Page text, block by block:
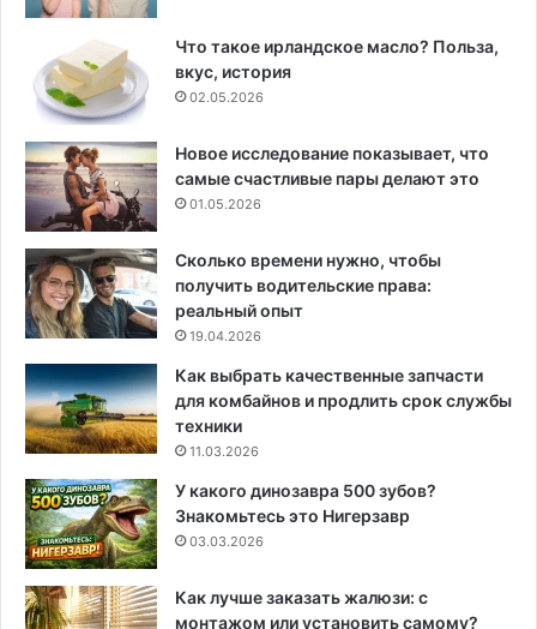
Что такое ирландское масло? Польза,
вкус, история
02.05.2026
Новое исследование показывает, что
самые счастливые пары делают это
01.05.2026
Сколько времени нужно, чтобы
получить водительские права:
реальный опыт
19.04.2026
Как выбрать качественные запчасти
для комбайнов и продлить срок службы
техники
11.03.2026
У какого динозавра 500 зубов?
Знакомьтесь это Нигерзавр
03.03.2026
Как лучше заказать жалюзи: с
монтажом или установить самому?